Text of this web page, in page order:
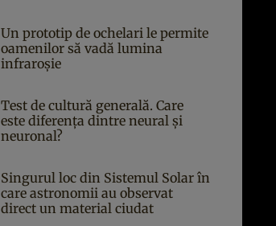
Un prototip de ochelari le permite
oamenilor să vadă lumina
infraroșie
Test de cultură generală. Care
este diferența dintre neural și
neuronal?
Singurul loc din Sistemul Solar în
care astronomii au observat
direct un material ciudat